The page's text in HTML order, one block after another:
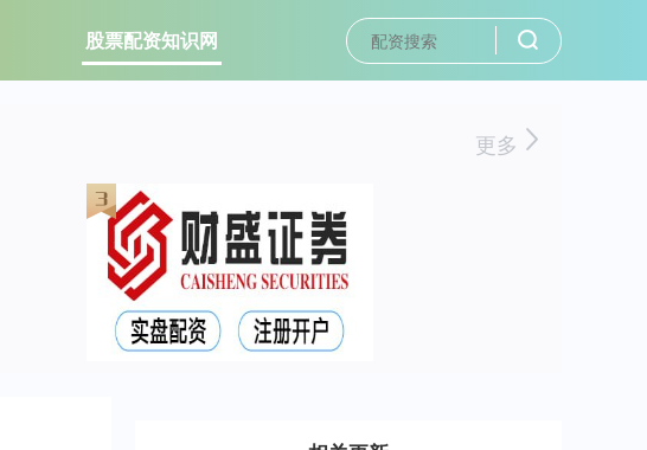
股票配资知识网
更多